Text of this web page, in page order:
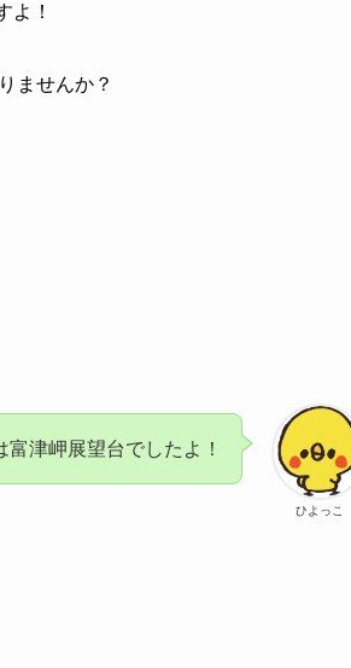
よ！
ませんか？
ひよっこ
津岬展望台でしたよ！